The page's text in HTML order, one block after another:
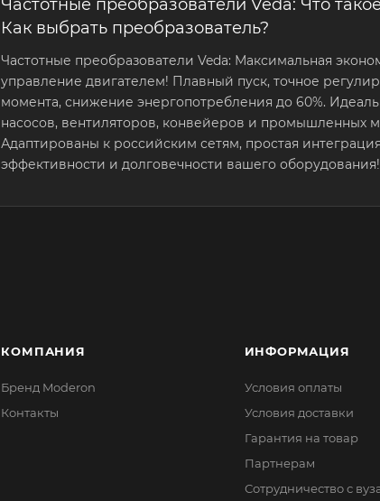
Частотные преобразователи Veda: Что
Как выбрать преобразователь?
Частотные преобразователи Veda: Максимальная
управление двигателем! Плавный пуск, точное
момента, снижение энергопотребления до 60%.
насосов, вентиляторов, конвейеров и промышленных
Адаптированы к российским сетям, простая
эффективности и долговечности вашего оборудования!
КОМПАНИЯ
Бренд Moderon
Контакты
ИНФОРМАЦИЯ
Условия оплаты
Условия доставки
Гарантия на товар
Партнерам
Сотрудничество с